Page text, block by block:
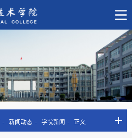
新闻动态 学院新闻 正文